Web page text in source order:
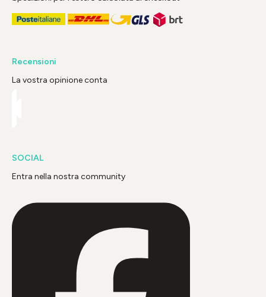
Recensioni
La vostra opinione conta
SOCIAL
Entra nella nostra community